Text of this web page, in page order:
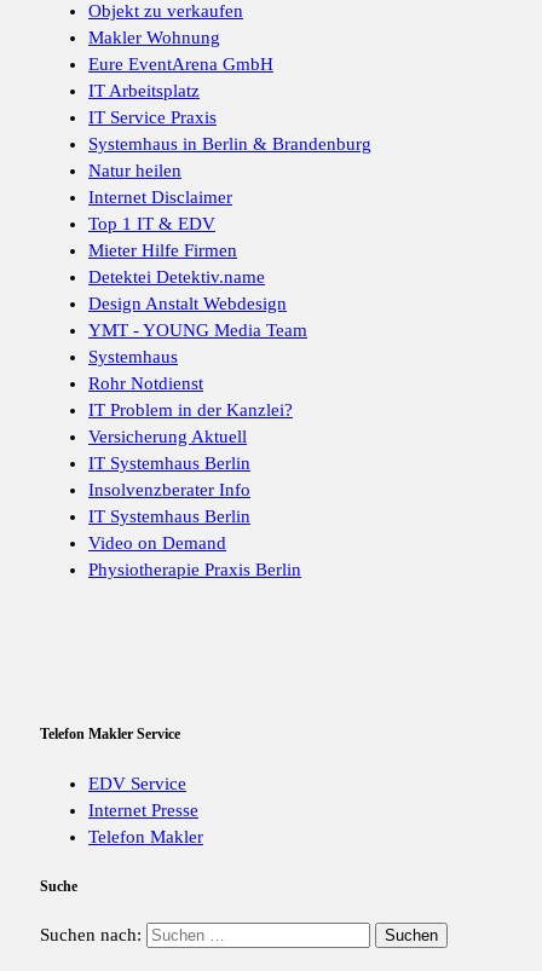
Objekt zu verkaufen
Makler Wohnung
Eure EventArena GmbH
IT Arbeitsplatz
IT Service Praxis
Systemhaus in Berlin & Brandenburg
Natur heilen
Internet Disclaimer
Top 1 IT & EDV
Mieter Hilfe Firmen
Detektei Detektiv.name
Design Anstalt Webdesign
YMT - YOUNG Media Team
Systemhaus
Rohr Notdienst
IT Problem in der Kanzlei?
Versicherung Aktuell
IT Systemhaus Berlin
Insolvenzberater Info
IT Systemhaus Berlin
Video on Demand
Physiotherapie Praxis Berlin
Telefon Makler Service
EDV Service
Internet Presse
Telefon Makler
Suche
Suchen nach: